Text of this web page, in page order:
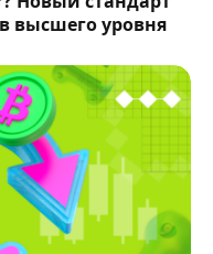
высшего уровня